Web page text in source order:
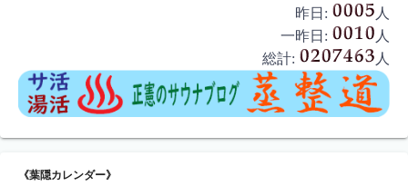
昨日:
人
一昨日:
人
総計:
人
《葉隠カレンダー》